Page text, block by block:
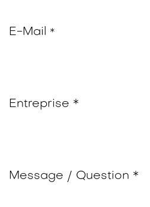
E-Mail *
Entreprise *
Message / Question *